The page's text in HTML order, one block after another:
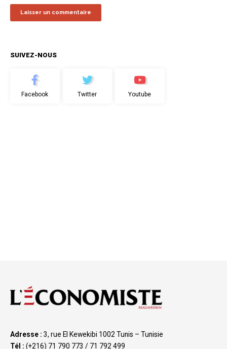
SUIVEZ-NOUS
Facebook Twitter Youtube
Adresse : 3, rue El Kewekibi 1002 Tunis – Tunisie
Tél : (+216) 71 790 773 / 71 792 499